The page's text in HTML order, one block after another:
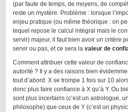
(par faute de temps, de moyens, de
reste un mystère. Problème : lorsque
enjeu pratique (ou même théorique : on
lequel repose le calcul intégral mais le
servir) majeur, il faut bien avoir un critère
servir ou pas, et ce sera la valeur de
Comment attribuer cette valeur de
autorité ? Il y a des raisons bien
tout d’abord. X se trompe 1 fois sur 10
donc plus faire confiance à X qu’à Y. Ou
sont plus incertains (c’est un astrologue,
philosophe) que ceux de Y (c’est un